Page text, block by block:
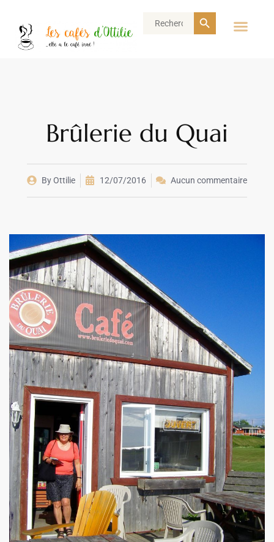
Search
Search Button
Brûlerie du Quai
ByOttilie 12/07/2016 Aucun commentaire